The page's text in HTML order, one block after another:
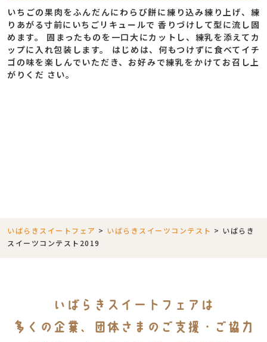
いちごの果⾁をふんだんにわらび餅に練り込み練り上げ、練
りあがる⼨前にいちごリキュールで ⾹りづけして型に流し固
めます。 固まったものを⼀⼝⼤にカットし、練乳を添えてカ
ップに⼊れ包装します。 はじめは、何もつけずに⾷べてイチ
ゴの味を楽しんでいただき、お好みで練乳をかけてお召し上
がりくだ さい。
いばらきスイートフェア > いばらきスイーツコンテスト > いばらき
スイーツコンテスト2019
いばらきスイートフェアは
多くの企業、団体さまのご支援・ご協力